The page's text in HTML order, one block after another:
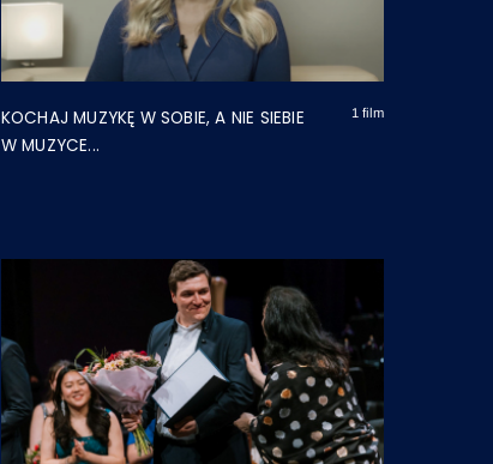
KOCHAJ MUZYKĘ W SOBIE, A NIE SIEBIE
W MUZYCE...
1 film